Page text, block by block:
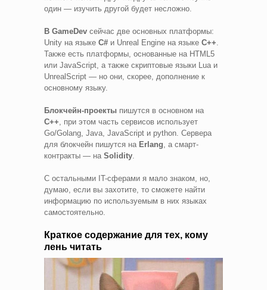
один — изучить другой будет несложно.
В GameDev сейчас две основных платформы:
Unity на языке C# и Unreal Engine на языке C++.
Также есть платформы, основанные на HTML5
или JavaScript, а также скриптовые языки Lua и
UnrealScript — но они, скорее, дополнение к
основному языку.
Блокчейн-проекты пишутся в основном на
C++, при этом часть сервисов использует
Go/Golang, Java, JavaScript и python. Сервера
для блокчейн пишутся на Erlang, а смарт-
контракты — на Solidity.
С остальными IT-сферами я мало знаком, но,
думаю, если вы захотите, то сможете найти
информацию по используемым в них языках
самостоятельно.
Краткое содержание для тех, кому
лень читать